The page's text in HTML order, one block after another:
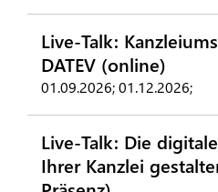
Live-Talk:
DATEV (online)
01.09.2026; 01.12.2026;
Live-Talk: Die
Ihrer Kanzlei